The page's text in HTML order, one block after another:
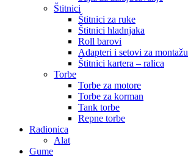
Štitnici
Štitnici za ruke
Štitnici hladnjaka
Roll barovi
Adapteri i setovi za montažu
Štitnici kartera – ralica
Torbe
Torbe za motore
Torbe za korman
Tank torbe
Repne torbe
Radionica
Alat
Gume